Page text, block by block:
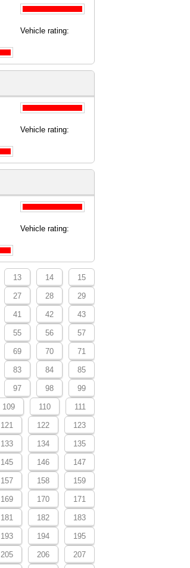
Vehicle rating:
Vehicle rating:
Vehicle rating:
13 14 15
27 28 29
41 42 43
55 56 57
69 70 71
83 84 85
97 98 99
109 110 111
121 122 123
133 134 135
145 146 147
157 158 159
169 170 171
181 182 183
193 194 195
205 206 207